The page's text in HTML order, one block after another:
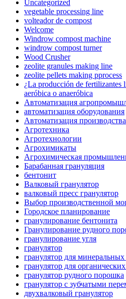
Uncategorized
vegetable processing line
volteador de compost
Welcome
Windrow compost machine
windrow compost turner
Wood Crusher
zeolite granules making line
zeolite pellets making pprocess
¿La producción de fertilizantes
aeróbica o anaeróbica
Автоматизация
автоматизация оборудования
Автоматизация производства
Агротехника
Агротехнологии
Агрохимикаты
Агрохимическая
Барабанная грануляция
бентонит
Валковый гранулятор
валковый пресс гранулятор
Выбор производственной
Городское планирование
гранулирование бентонита
Гранулирование рудного
гранулирование угля
гранулятор
гранулятор для
гранулятор для
гранулятор рудного порошка
гранулятор с зубчатыми
двухвалковый гранулятор